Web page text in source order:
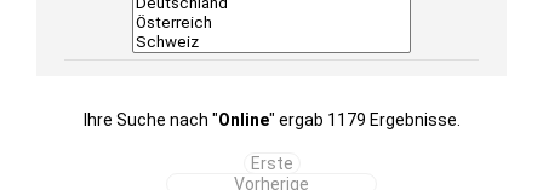
Ihre Suche nach "Online" ergab 1179 Ergebnisse.
Erste
Vorherige